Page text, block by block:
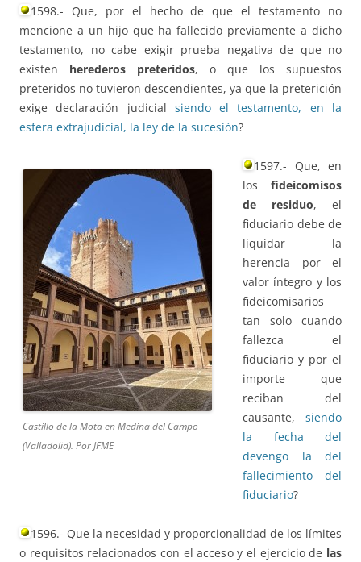
1598.- Que, por el hecho de que el testamento no
mencione a un hijo que ha fallecido previamente a dicho
testamento, no cabe exigir prueba negativa de que no
existen herederos preteridos, o que los supuestos
preteridos no tuvieron descendientes, ya que la preterición
exige declaración judicial siendo el testamento, en la
esfera extrajudicial, la ley de la sucesión?
Castillo de la Mota en Medina del Campo
(Valladolid). Por JFME
1597.- Que, en
los fideicomisos
de residuo, el
fiduciario debe de
liquidar la
herencia por el
valor íntegro y los
fideicomisarios
tan solo cuando
fallezca el
fiduciario y por el
importe que
reciban del
causante, siendo
la fecha del
devengo la del
fallecimiento del
fiduciario?
1596.- Que la necesidad y proporcionalidad de los límites
o requisitos relacionados con el acceso y el ejercicio de las